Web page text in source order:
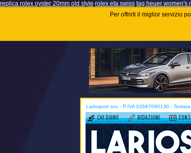
replica rolex oyster 20mm old style rolex eta swiss tag heuer women's
Per offrirti il miglior servizio
Lariosport snc - P.IVA 02687090130 -
CHI SIAMO REDAZIONE